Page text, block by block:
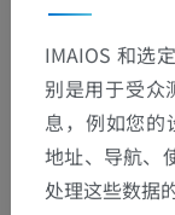
IMAIOS 和选
别是用于受众
息，例如您
地址、导航、
处理这些数据